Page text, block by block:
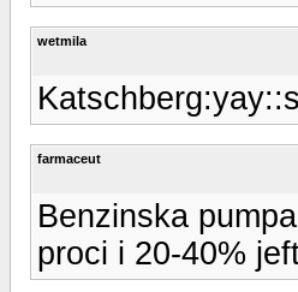
wetmila
farmaceut
Benzinska
proci i 20-40%